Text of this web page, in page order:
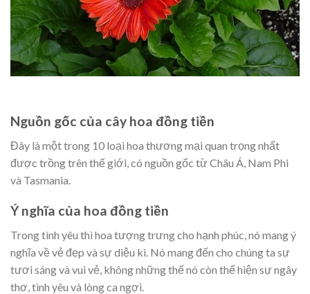
Nguồn gốc của cây hoa đồng tiền
Đây là một trong 10 loại hoa thương mại quan trọng nhất
được trồng trên thế giới, có nguồn gốc từ Châu Á, Nam Phi
và Tasmania.
Ý nghĩa của hoa đồng tiền
Trong tình yêu thì hoa tượng trưng cho hạnh phúc, nó mang ý
nghĩa về vẻ đẹp và sự diệu kì. Nó mang đến cho chúng ta sự
tươi sáng và vui vẻ, không những thế nó còn thể hiện sự ngây
thơ, tình yêu và lòng ca ngợi.